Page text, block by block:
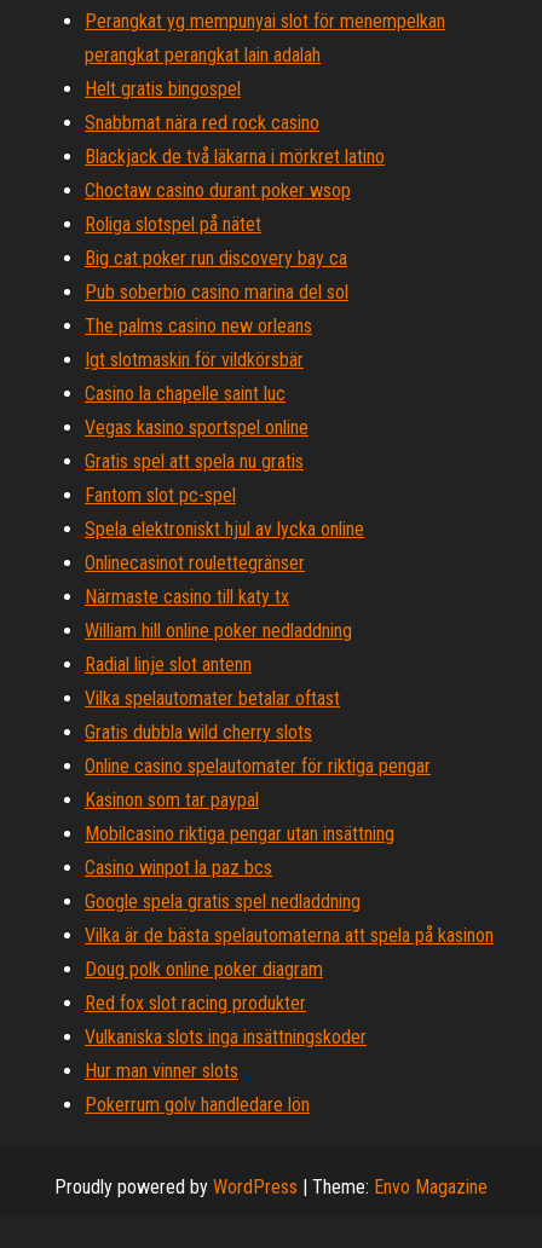
Perangkat yg mempunyai slot för menempelkan
perangkat perangkat lain adalah
Helt gratis bingospel
Snabbmat nära red rock casino
Blackjack de två läkarna i mörkret latino
Choctaw casino durant poker wsop
Roliga slotspel på nätet
Big cat poker run discovery bay ca
Pub soberbio casino marina del sol
The palms casino new orleans
Igt slotmaskin för vildkörsbär
Casino la chapelle saint luc
Vegas kasino sportspel online
Gratis spel att spela nu gratis
Fantom slot pc-spel
Spela elektroniskt hjul av lycka online
Onlinecasinot roulettegränser
Närmaste casino till katy tx
William hill online poker nedladdning
Radial linje slot antenn
Vilka spelautomater betalar oftast
Gratis dubbla wild cherry slots
Online casino spelautomater för riktiga pengar
Kasinon som tar paypal
Mobilcasino riktiga pengar utan insättning
Casino winpot la paz bcs
Google spela gratis spel nedladdning
Vilka är de bästa spelautomaterna att spela på kasinon
Doug polk online poker diagram
Red fox slot racing produkter
Vulkaniska slots inga insättningskoder
Hur man vinner slots
Pokerrum golv handledare lön
Proudly powered by WordPress | Theme: Envo Magazine